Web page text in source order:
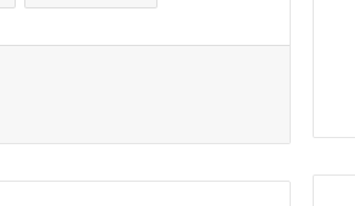
പുരസ്‌കാരനേട്ടവുമായി